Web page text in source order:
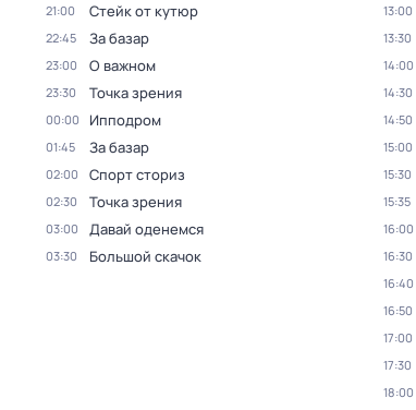
21:00 Стейк от кутюр
22:45 За базар
23:00 О важном
23:30 Точка зрения
00:00 Ипподром
01:45 За базар
02:00 Спорт сториз
02:30 Точка зрения
03:00 Давай оденемся
03:30 Большой скачок
13:00
13:30
14:00
14:30
14:50
15:00
15:30
15:35
16:00
16:30
16:40
16:50
17:00
17:30
18:00